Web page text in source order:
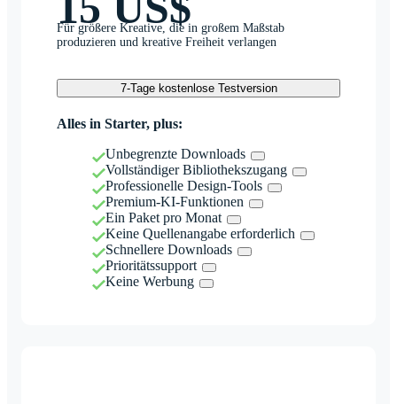
Für größere Kreative, die in großem Maßstab
produzieren und kreative Freiheit verlangen
7-Tage kostenlose Testversion
Alles in Starter, plus:
Unbegrenzte Downloads
Vollständiger Bibliothekszugang
Professionelle Design-Tools
Premium-KI-Funktionen
Ein Paket pro Monat
Keine Quellenangabe erforderlich
Schnellere Downloads
Prioritätssupport
Keine Werbung